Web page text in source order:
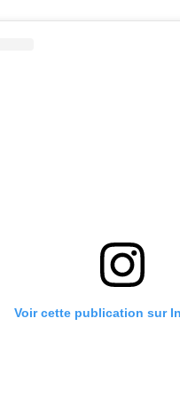
Voir cette publication sur